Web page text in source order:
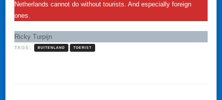
Netherlands cannot do without tourists. And especially foreign
ones.
Ricky Turpijn
TAGS: BUITENLAND TOERIST